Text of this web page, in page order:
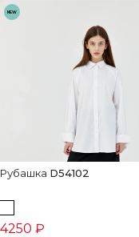
NEW
Рубашка D54102
4250 ₽